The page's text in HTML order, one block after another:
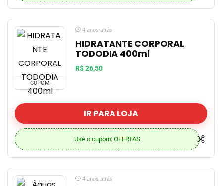
CUPOM
4 anos atrás
HIDRATANTE CORPORAL
TODODIA 400ml
R$ 26,50
IR PARA LOJA
Use o cupom: OFERTAS
4 anos atrás